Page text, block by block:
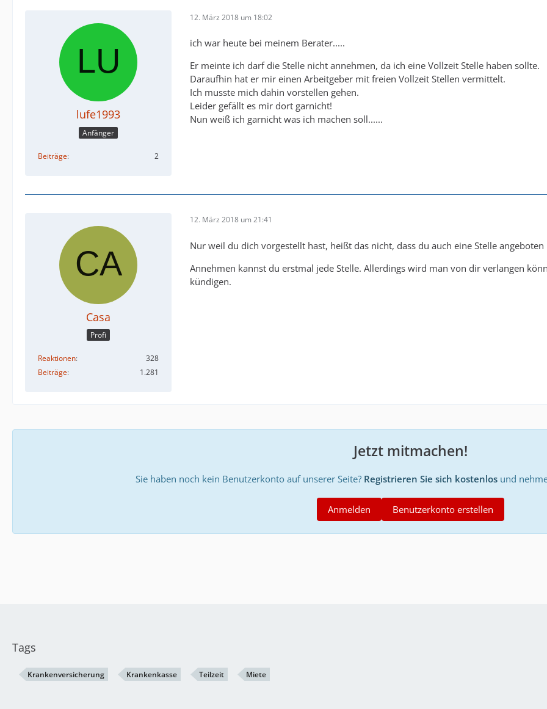
lufe1993
Anfänger
Beiträge 2
12. März 2018 um 18:02
ich war heute bei meinem Berater.....
Er meinte ich darf die Stelle nicht annehmen, da ich eine Vollzeit Stelle haben sollte.
Daraufhin hat er mir einen Arbeitgeber mit freien Vollzeit Stellen vermittelt.
Ich musste mich dahin vorstellen gehen.
Leider gefällt es mir dort garnicht!
Nun weiß ich garnicht was ich machen soll......
Casa
Profi
Reaktionen
328
Beiträge
1.281
12. März 2018 um 21:41
Nur weil du dich vorgestellt hast, heißt das nicht, dass du auch eine Stelle
Annehmen kannst du erstmal jede Stelle. Allerdings wird man von dir verlangen
kündigen.
Jetzt mitmachen!
Sie haben noch kein Benutzerkonto auf unserer Seite? Registrieren Sie sich kostenlosund
Benutzerkonto erstellen
Anmelden
Tags
Krankenversicherung Krankenkasse Teilzeit Miete